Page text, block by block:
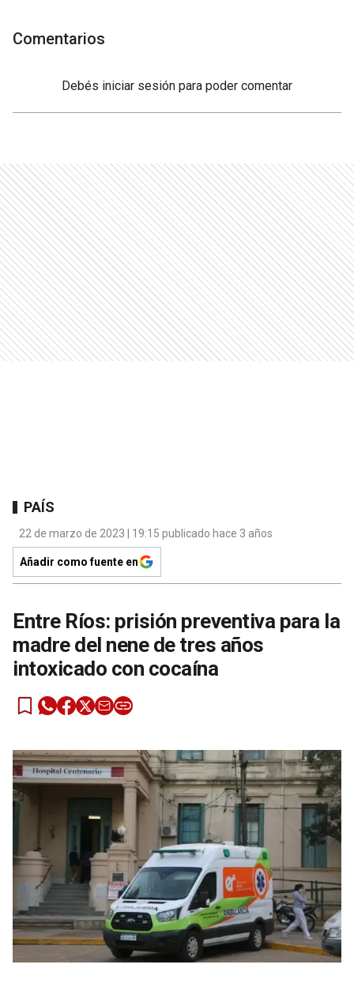
Comentarios
Debés iniciar sesión para poder comentar
PAÍS
22 de marzo de 2023 | 19:15 publicado hace 3 años
Añadir como fuente en
Entre Ríos: prisión preventiva para la
madre del nene de tres años
intoxicado con cocaína